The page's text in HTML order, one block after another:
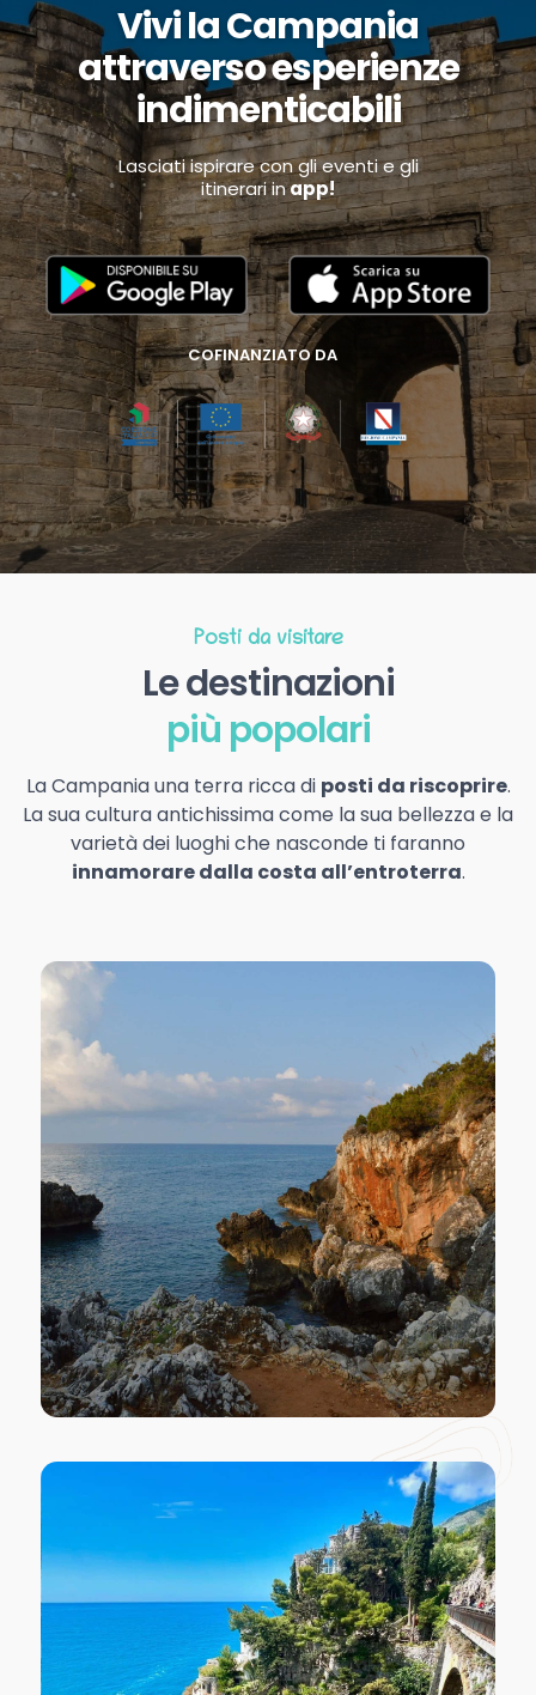
Vivi la Campania
attraverso esperienze
indimenticabili
Lasciati ispirare con gli eventi e gli
itinerari inapp!
COFINANZIATO DA
Posti da visitare
Le destinazioni
più popolari
La Campania una terra ricca di posti da riscoprire.
La sua cultura antichissima come la sua bellezza e la
varietà dei luoghi che nasconde ti faranno
innamorare dalla costa all’entroterra.